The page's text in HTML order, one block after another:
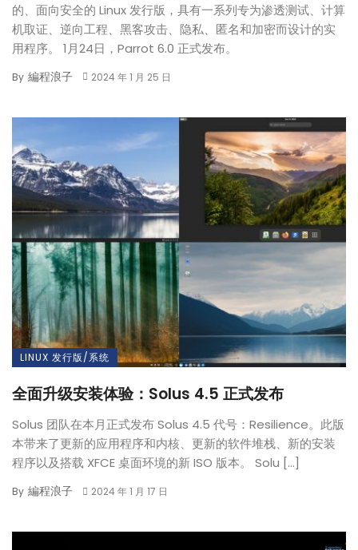
的、面向安全的 Linux 发行版，具有一系列专为渗透测试、计算
机取证、逆向工程、黑客攻击、隐私、匿名和加密而设计的实
用程序。 1月24日，Parrot 6.0 正式发布。
By 編程浪子 2024 年 1 月 25 日
LINUX 发行版/系统
全面升级安装体验：Solus 4.5 正式发布
Solus 团队在本月正式发布 Solus 4.5 代号：Resilience。此版
本带来了更新的应用程序和内核、更新的软件堆栈、新的安装
程序以及搭载 XFCE 桌面环境的新 ISO 版本。 Solu […]
By 編程浪子 2024 年 1 月 17 日